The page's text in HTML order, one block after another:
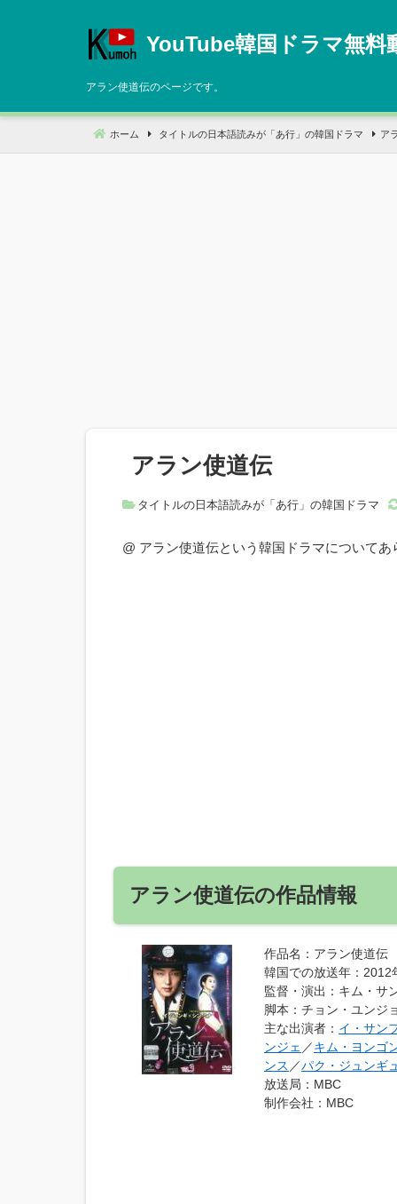
へ
動
YouTube韓国ドラマ無料
アラン使道伝のページです。
ホーム タイトルの日本語読みが「あ行」の韓国ドラマ ア
アラン使道伝
タイトルの日本語読みが「あ行」の韓国ドラマ
@ アラン使道伝という韓国ドラマについて
アラン使道伝の作品情報
作品名 ：アラン使道伝
韓国での放送年 ：
監督・演出 ：キム・サ
脚本 ：チョン・ユンジ
主な出演者 ： イ・サン
ンジェ ／キム・ヨンゴ
ンス ／パク・ジュンギ
放送局 ：MBC
制作会社 ：MBC